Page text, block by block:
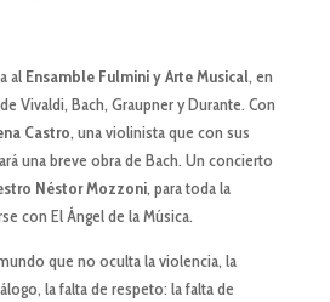
al Ensamble Fulmini y Arte Musical, en
Vivaldi, Bach, Graupner y Durante. Con
Castro, una violinista que con sus
una breve obra de Bach. Un concierto
Néstor Mozzoni, para toda la
con El Ángel de la Música.
que no oculta la violencia, la
la falta de respeto: la falta de